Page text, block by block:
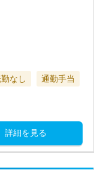
なし
通勤手当
詳細を見る